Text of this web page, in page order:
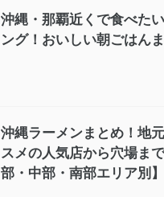
沖縄・那覇近くで食べた
ング！おいしい朝ごはん
沖縄ラーメンまとめ！地
スメの人気店から穴場ま
部・中部・南部エリア別】